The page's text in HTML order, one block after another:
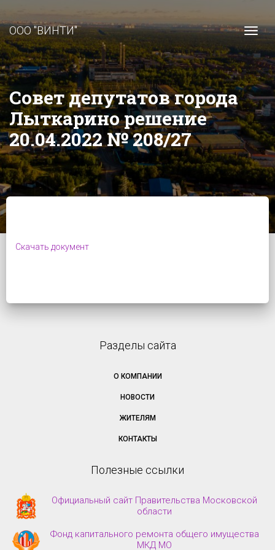
ООО "ВИНТИ"
Совет депутатов города
Лыткарино решение
20.04.2022 № 208/27
Скачать документ
Разделы сайта
О КОМПАНИИ
НОВОСТИ
ЖИТЕЛЯМ
КОНТАКТЫ
Полезные ссылки
Официальный сайт Правительства Московской
области
Фонд капитального ремонта общего имущества
МКД МО